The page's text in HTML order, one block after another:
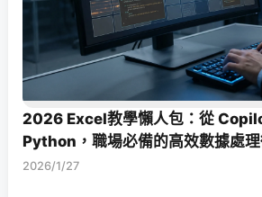
2026 Excel教學懶人包：從
Python，職場必備的高效數據處
2026/1/27